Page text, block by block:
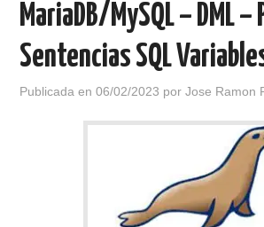
MariaDB/MySQL – DML
Sentencias SQL
Publicada en06/02/2023 porJose Ramon